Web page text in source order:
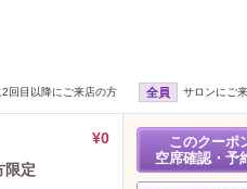
回目以降にご来店の方 全員 サロンにご
¥0
限定
このクーポ
空席確認・予